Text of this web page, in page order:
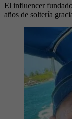
El influencer
años de soltería